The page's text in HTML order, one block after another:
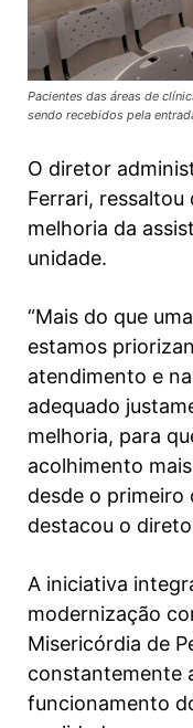
Pacientes das áreas de
sendo recebidos pela
O diretor
Ferrari,
melhoria da
unidade.
“Mais do que
estamos
atendimento e
adequado
melhoria, para
acolhimento
desde o primeiro
destacou o
A iniciativa
modernização
Misericórdia de
constantemente
funcionamento